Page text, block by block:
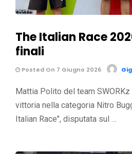
The Italian Race
finali
Posted On 7 Giugno 2026
Mattia Polito del team
vittoria nella categoria Nitro
Italian Race", disputata sul …